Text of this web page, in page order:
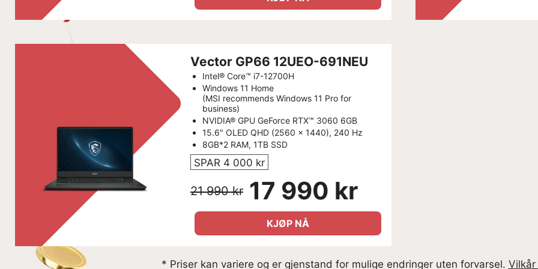
Vector GP66 12UEO-691NEU
Intel® Core™ i7-12700H
Windows 11 Home
(MSI recommends Windows 11 Pro for
business)
NVIDIA® GPU GeForce RTX™ 3060 6GB
15.6" OLED QHD (2560 x 1440), 240 Hz
8GB*2 RAM, 1TB SSD
SPAR 4 000 kr
21 990 kr 17 990 kr
KJØP NÅ
* Priser kan variere og er gjenstand for mulige endringer uten forvarsel.